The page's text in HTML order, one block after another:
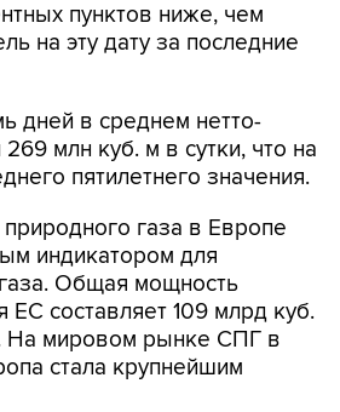
пунктов ниже, чем
на эту дату за последние
дней в среднем нетто-
млн куб. м в сутки, что на
пятилетнего значения.
газа в Европе
индикатором для
Общая мощность
ЕС составляет 109 млрд куб.
На мировом рынке СПГ в
стала крупнейшим